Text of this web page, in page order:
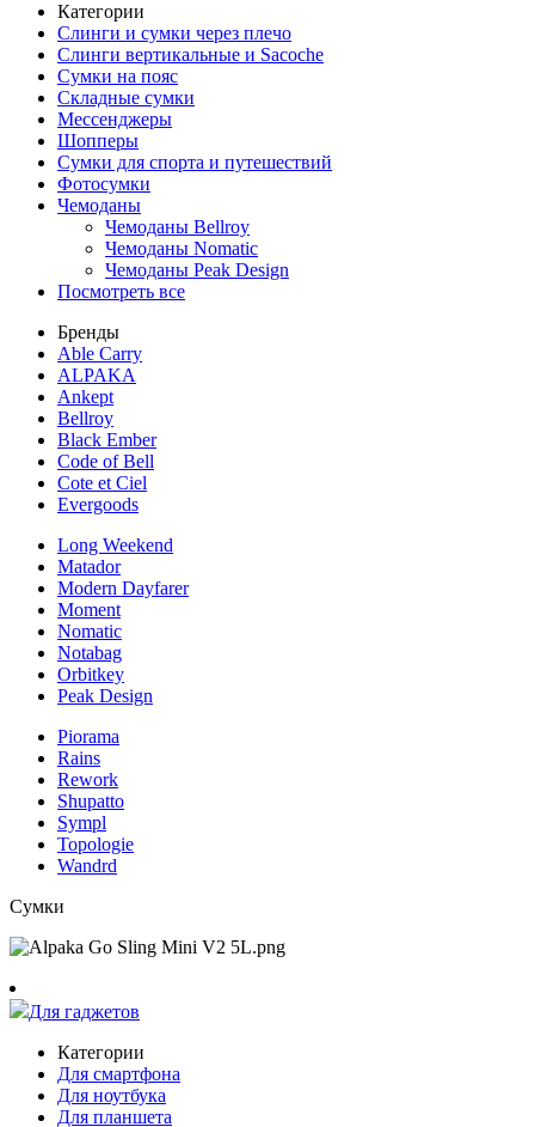
Категории
Слинги и сумки через плечо
Слинги вертикальные и Sacoche
Сумки на пояс
Складные сумки
Мессенджеры
Шопперы
Сумки для спорта и путешествий
Фотосумки
Чемоданы
Чемоданы Bellroy
Чемоданы Nomatic
Чемоданы Peak Design
Посмотреть все
Бренды
Able Carry
ALPAKA
Ankept
Bellroy
Black Ember
Code of Bell
Cote et Ciel
Evergoods
Long Weekend
Matador
Modern Dayfarer
Moment
Nomatic
Notabag
Orbitkey
Peak Design
Piorama
Rains
Rework
Shupatto
Sympl
Topologie
Wandrd
Сумки
Для гаджетов
Категории
Для смартфона
Для ноутбука
Для планшета